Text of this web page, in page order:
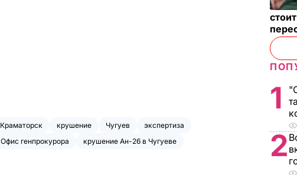
Краматорск крушение Чугуев
экспертиза
Офис генпрокурора
крушение Ан-26 в Чугуеве
1
2